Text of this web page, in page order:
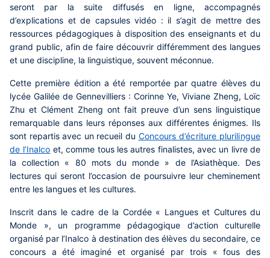
seront par la suite diffusés en ligne, accompagnés
d’explications et de capsules vidéo : il s’agit de mettre des
ressources pédagogiques à disposition des enseignants et du
grand public, afin de faire découvrir différemment des langues
et une discipline, la linguistique, souvent méconnue.
Cette première édition a été remportée par quatre élèves du
lycée Galilée de Gennevilliers : Corinne Ye, Viviane Zheng, Loïc
Zhu et Clément Zheng ont fait preuve d’un sens linguistique
remarquable dans leurs réponses aux différentes énigmes. Ils
sont repartis avec un recueil du Concours d’écriture plurilingue
de l’Inalco et, comme tous les autres finalistes, avec un livre de
la collection « 80 mots du monde » de l’Asiathèque. Des
lectures qui seront l’occasion de poursuivre leur cheminement
entre les langues et les cultures.
Inscrit dans le cadre de la Cordée « Langues et Cultures du
Monde », un programme pédagogique d’action culturelle
organisé par l’Inalco à destination des élèves du secondaire, ce
concours a été imaginé et organisé par trois « fous des